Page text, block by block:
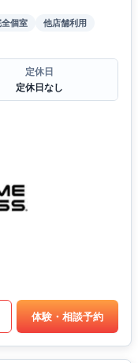
個室
他店舗利用
定休日
定休日なし
体験・相談予約